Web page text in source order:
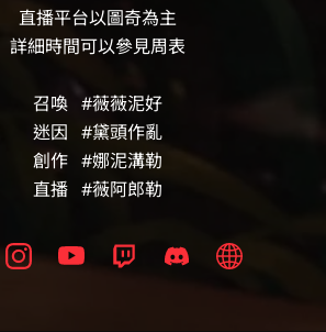
直播平台以圖奇為主
詳細時間可以參見周表
召喚   #薇薇泥好
迷因   #黛頭作亂
創作   #娜泥溝勒
直播   #薇阿郎勒